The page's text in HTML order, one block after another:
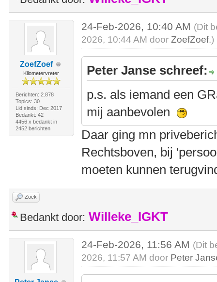
ZoefZoef
Kilometervreter
Berichten: 2.878
Topics: 30
Lid sinds: Dec 2017
Bedankt: 42
4456 x bedankt in
2452 berichten
24-Feb-2026, 10:40 AM (Dit
2026, 10:44 AM doorZoefZoef.)
Peter Janse schreef:
p.s. als iemand een
mij aanbevolen
Daar ging mn
Rechtsboven, bij
moeten kunnen
Zoek
Bedankt door: Willeke_IGKT
24-Feb-2026, 11:56 AM (Dit
2026, 11:57 AM door Peter